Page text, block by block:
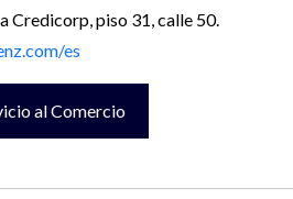
Credicorp, piso 31, calle 50.
es
al Comercio